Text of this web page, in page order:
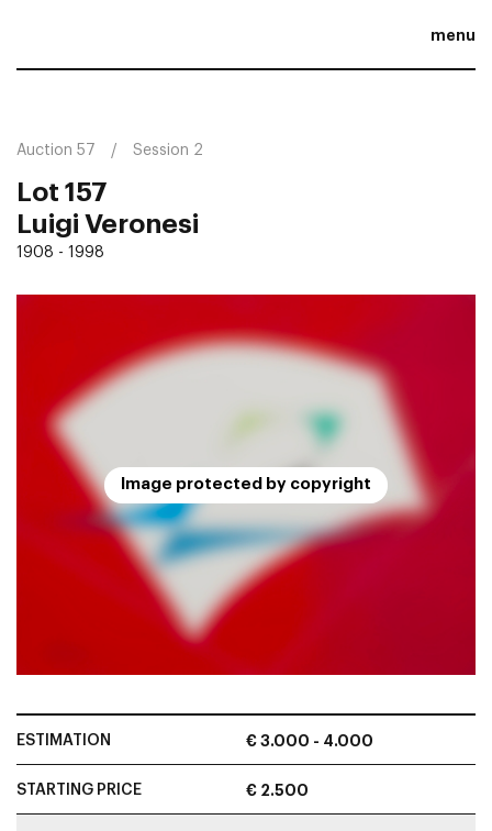
menu
Auction 57 Session 2
Lot 157
Luigi Veronesi
1908 - 1998
Image protected by copyright
ESTIMATION € 3.000 - 4.000
STARTING PRICE € 2.500